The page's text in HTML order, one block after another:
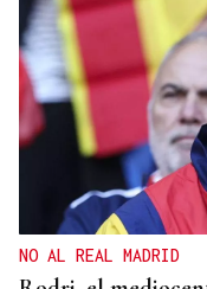
NO AL REAL MADRID